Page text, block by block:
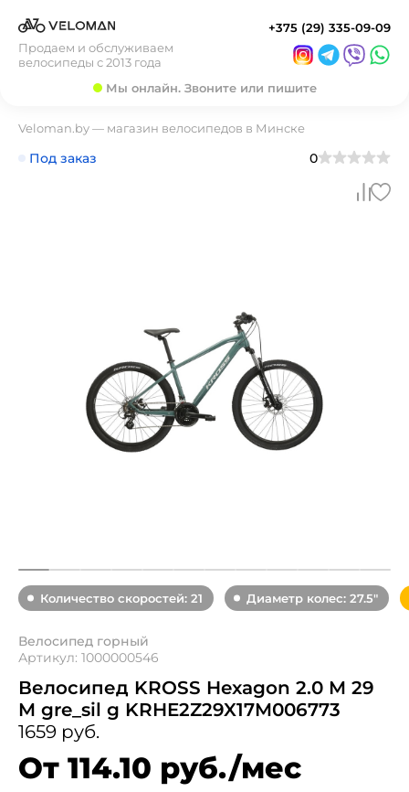
Продаем и обслуживаем
велосипеды с 2013 года
+375 (29) 335-09-09
Мы онлайн. Звоните или пишите
Veloman.by — магазин велосипедов в Минске
Под заказ 0
Количество скоростей: 21 Диаметр колес: 27.5"
Велосипед горный
Артикул: 1000000546
Велосипед KROSS Hexagon 2.0 M 29
M gre_sil g KRHE2Z29X17M006773
1659 руб.
От 114.10 руб./мес